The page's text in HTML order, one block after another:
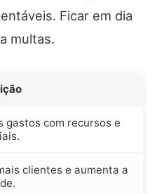
Ficar em dia
multas.
gastos com recursos e
clientes e aumenta a